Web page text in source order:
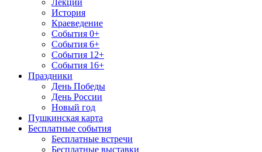
Лекции
История
Краеведение
События 0+
События 6+
События 12+
События 16+
Праздники
День Победы
День России
Новый год
Пушкинская карта
Бесплатные события
Бесплатные встречи
Бесплатные выставки